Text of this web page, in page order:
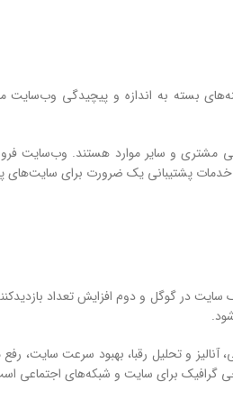
بسته به اندازه و پیچیدگی وب‌سایت
مشتری و سایر موارد هستند. وب‌سایت
خدمات پشتیبانی یک ضرورت برای
سایت در گوگل و دوم افزایش تعداد
و تحلیل رقبا، بهبود سرعت سایت،
گرافیک برای سایت و شبکه‌های اجتماعی